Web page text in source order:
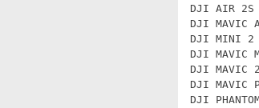
DJI AIR 2S
DJI MAVIC
DJI MINI 2
DJI MAVIC
DJI MAVIC 2
DJI MAVIC
DJI